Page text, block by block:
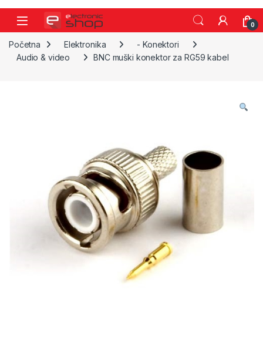
Skip to navigation
Skip to content
0
Početna Elektronika
- Konektori
Audio & video
BNC muški konektor za RG59 kabel